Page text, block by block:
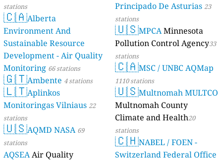
stations
🇨🇦Alberta
Environment And
Sustainable Resource
Development - Air Quality
Monitoring 66 stations
🇬🇹Ambente 4 stations
🇱🇹Aplinkos
Monitoringas Vilniaus 22
stations
🇺🇸AQMD NASA 69
stations
AQSEAAir Quality
Principado De Asturias 23
stations
🇺🇸MPCAMinnesota
Pollution Control Agency33
stations
🇨🇦MSC / UNBC AQMap
1110 stations
🇺🇸Multnomah MULTCO
Multnomah County
Climate and Health20
stations
🇨🇭NABEL / FOEN -
Switzerland Federal Office